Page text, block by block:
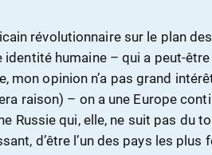
révolutionnaire sur le plan
identité humaine – qui a peut-
mon opinion n’a pas grand
raison) – on a une Europe
Russie qui, elle, ne suit pas du
d’être l’un des pays les plus